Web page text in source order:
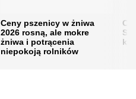
Ceny pszenicy w żniwa
2026 rosną, ale mokre
żniwa i potrącenia
niepokoją rolników